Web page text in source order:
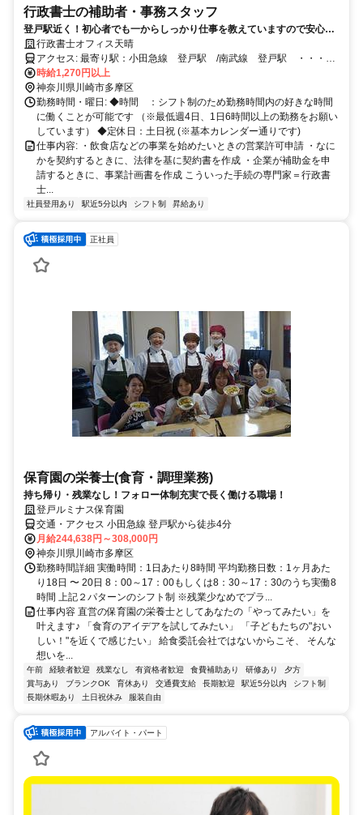
行政書士の補助者・事務スタッフ
登戸駅近く！初心者でも一からしっかり仕事を教えていますので安心し
てご応募ください
行政書士オフィス天晴
アクセス: 最寄り駅：小田急線 登戸駅 /南武線 登戸駅 ・・・徒
歩４分 給与: ・実務経験に応じて時給を決定 ・交通費一部支給（月1
万5000円まで） ・業績に応じて賞与支払い
時給1,270円以上
神奈川県川崎市多摩区
勤務時間・曜日: ◆時間 ：シフト制のため勤務時間内の好きな時間
に働くことが可能です （※最低週4日、1日6時間以上の勤務をお願い
しています） ◆定休日：土日祝 (※基本カレンダー通りです)
仕事内容: ・飲食店などの事業を始めたいときの営業許可申請 ・なに
かを契約するときに、法律を基に契約書を作成 ・企業が補助金を申
請するときに、事業計画書を作成 こういった手続の専門家＝行政書
士...
社員登用あり 駅近5分以内 シフト制 昇給あり
正社員
保育園の栄養士(食育・調理業務)
持ち帰り・残業なし！フォロー体制充実で長く働ける職場！
登戸ルミナス保育園
交通・アクセス 小田急線 登戸駅から徒歩4分
月給244,638円～308,000円
神奈川県川崎市多摩区
勤務時間詳細 実働時間：1日あたり8時間 平均勤務日数：1ヶ月あた
り18日 〜 20日 8：00～17：00もしくは8：30～17：30のうち実働8
時間 上記２パターンのシフト制 ※残業少なめでプラ...
仕事内容 直営の保育園の栄養士としてあなたの「やってみたい」を
叶えます♪ 「食育のアイデアを試してみたい」 「子どもたちの"おい
しい！"を近くで感じたい」 給食委託会社ではないからこそ、 そんな
想いを...
午前 経験者歓迎 残業なし 有資格者歓迎 食費補助あり 研修あり
夕方
賞与あり
ブランクOK 育休あり 交通費支給 長期歓迎 駅近5分以内
シフト制
長期休暇あり
土日祝休み 服装自由
アルバイト・パート